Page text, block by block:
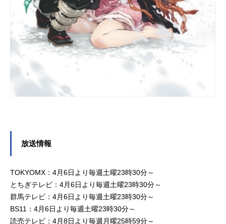
放送情報
TOKYOMX：4月6日より毎週土曜23時30分～
とちぎテレビ：4月6日より毎週土曜23時30分～
群馬テレビ：4月6日より毎週土曜23時30分～
BS11：4月6日より毎週土曜23時30分～
読売テレビ：4月8日より毎週月曜25時59分～